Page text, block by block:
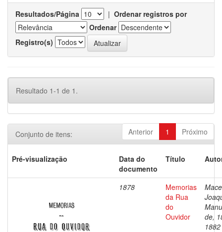
Resultados/Página | Ordenar registros por
Ordenar
Registro(s)
Resultado 1-1 de 1.
Anterior 1 Próximo
Conjunto de itens:
Pré-visualização
Data do
documento
Título
1878
Memorias
da Rua
do
Ouvidor
de,
1882